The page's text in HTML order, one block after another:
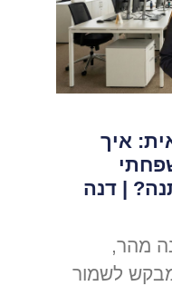
איך
| דנה
מהר,
לשמור